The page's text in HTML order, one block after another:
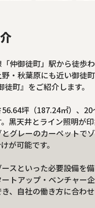
仲御徒町」駅から徒歩
・秋葉原にも近い御徒
徒町』をご紹介します。
坪（187.24㎡）、
黒天井とライン照明が
グレーのカーペットで
が可能です。
スといった必要設備を
トアップ・ベンチャー
、自社の働き方に合わ